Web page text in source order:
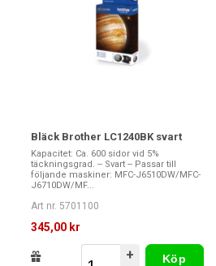
Bläck Brother LC1240BK svart
Kapacitet: Ca. 600 sidor vid 5%
täckningsgrad. -- Svart -- Passar till
följande maskiner: MFC-J6510DW/MFC-
J6710DW/MF...
Art nr. 5701100
345,00 kr
+
Köp